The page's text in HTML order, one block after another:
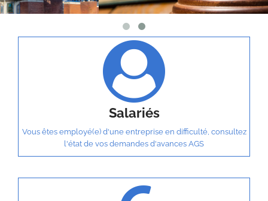
Salariés
Vous êtes employé(e) d'une entreprise en difficulté, consultez
l'état de vos demandes d'avances AGS